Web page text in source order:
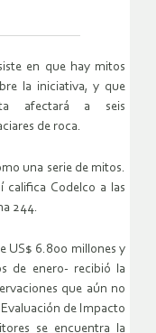
en que hay mitos
la iniciativa, y que
afectará a seis
de roca.
una serie de mitos.
califica Codelco a las
244.
US$ 6.800 millones y
de enero- recibió la
que aún no
de Impacto
se encuentra la